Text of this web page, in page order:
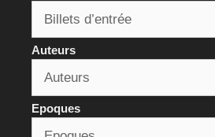
Auteurs
Epoques